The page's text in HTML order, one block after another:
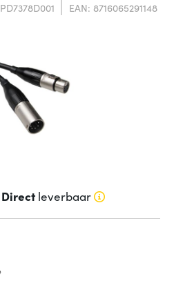
EAN: 8716065291148
Directleverbaar